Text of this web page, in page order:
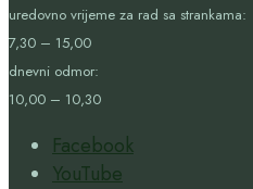
uredovno vrijeme za rad sa strankama:
7,30 – 15,00
dnevni odmor:
10,00 – 10,30
Facebook
YouTube